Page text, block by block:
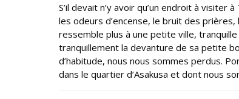
S’il devait n’y avoir qu’un endroit à
les odeurs d’encense, le bruit des
ressemble plus à une petite ville,
tranquillement la devanture de sa petite
d’habitude, nous nous sommes perdus.
dans le quartier d’Asakusa et dont nous